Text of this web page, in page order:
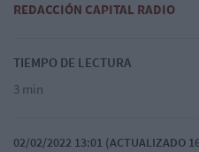
REDACCIÓN CAPITAL RADIO
TIEMPO DE LECTURA
3 min
02/02/2022 13:01 (ACTUALIZADO